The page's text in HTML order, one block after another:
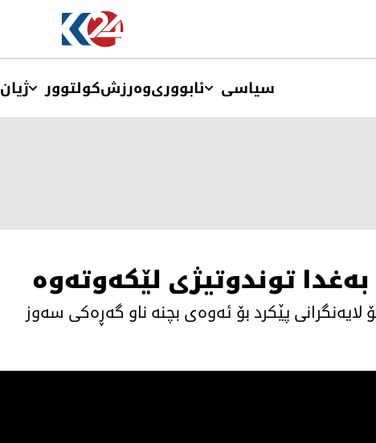
سیاسی ئابووریوەرزشکولتوور ژیان
توندوتیژی لێكەوتەوە
پێكرد بۆ ئەوەی بچنە ناو گەڕەكی سەوز